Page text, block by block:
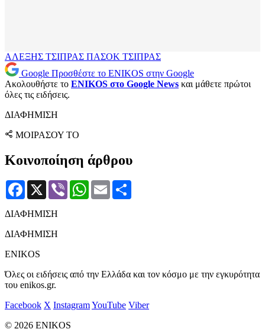
ΑΛΕΞΗΣ ΤΣΙΠΡΑΣ ΠΑΣΟΚ ΤΣΙΠΡΑΣ
Google Προσθέστε το ENIKOS στην Google
Ακολουθήστε το ENIKOS στο Google News και μάθετε πρώτοι
όλες τις ειδήσεις.
ΔΙΑΦΗΜΙΣΗ
ΜΟΙΡΑΣΟΥ ΤΟ
Κοινοποίηση άρθρου
Facebook
X Viber WhatsApp
Email
ΔΙΑΦΗΜΙΣΗ
ΔΙΑΦΗΜΙΣΗ
ENIKOS
Όλες οι ειδήσεις από την Ελλάδα και τον κόσμο με την εγκυρότητα
του enikos.gr.
Facebook X InstagramYouTube Viber
© 2026 ENIKOS